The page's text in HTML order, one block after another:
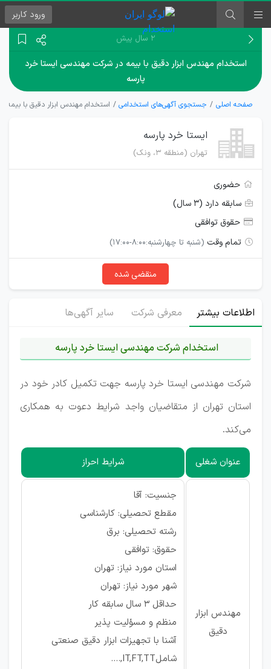
ورود کاربر
۲ سال پیش
استخدام مهندس ابزار دقیق با بیمه در شرکت مهندسی ایستا خرد
پارسه
صفحه اصلی جستجوی آگهی‌های استخدامی استخدام مهندس ابزار دقیق با
ایستا خرد پارسه
تهران (منطقه ۳، ونک)
حضوری
سابقه دارد (۳ سال)
حقوق توافقی
تمام وقت (شنبه تا چهارشنبه:8:00-17:00)
منقضی شده
اطلاعات بیشتر معرفی شرکت سایر آگهی‌ها
استخدام شرکت مهندسی ایستا خرد پارسه
شرکت مهندسی ایستا خرد پارسه جهت تکمیل کادر خود در
استان تهران از متقاضیان واجد شرایط دعوت به همکاری
می‌کند.
عنوان شغلی شرایط احراز
مهندس ابزار
دقیق
جنسیت: آقا
مقطع تحصیلی: کارشناسی
رشته تحصیلی: برق
حقوق: توافقی
استان مورد نیاز: تهران
شهر مورد نیاز: تهران
حداقل 3 سال سابقه کار
منظم و مسؤلیت پذیر
آشنا با تجهیزات ابزار دقیق صنعتی
شاملIT,FT,TT,....